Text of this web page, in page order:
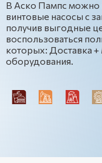
В Аско Пампс можно
винтовые насосы с
получив выгодные
воспользоваться
которых: Доставка
оборудования.